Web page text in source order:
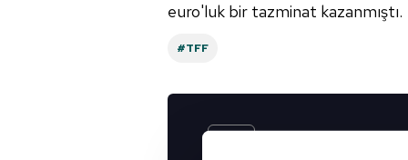
euro'luk bir tazminat kazanmıştı.
#TFF